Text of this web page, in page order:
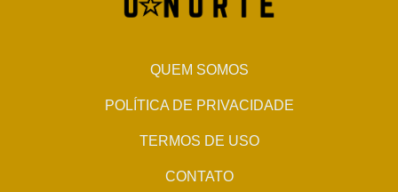
QUEM SOMOS
POLÍTICA DE PRIVACIDADE
TERMOS DE USO
CONTATO